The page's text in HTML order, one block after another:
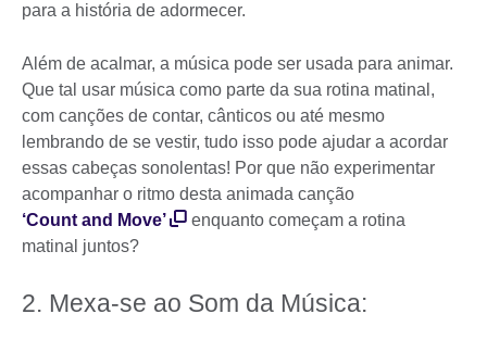
para a história de adormecer.
Além de acalmar, a música pode ser usada para animar.
Que tal usar música como parte da sua rotina matinal,
com canções de contar, cânticos ou até mesmo
lembrando de se vestir, tudo isso pode ajudar a acordar
essas cabeças sonolentas! Por que não experimentar
acompanhar o ritmo desta animada canção
‘Count and Move’
enquanto começam a rotina
matinal juntos?
2. Mexa-se ao Som da Música: